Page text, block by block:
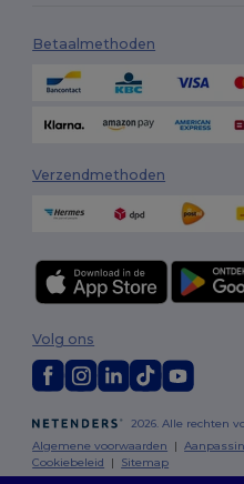
Betaalmethoden
Verzendmethoden
2026. Alle rechten
Algemene voorwaarden |
Cookiebeleid | Sitemap
Volg ons